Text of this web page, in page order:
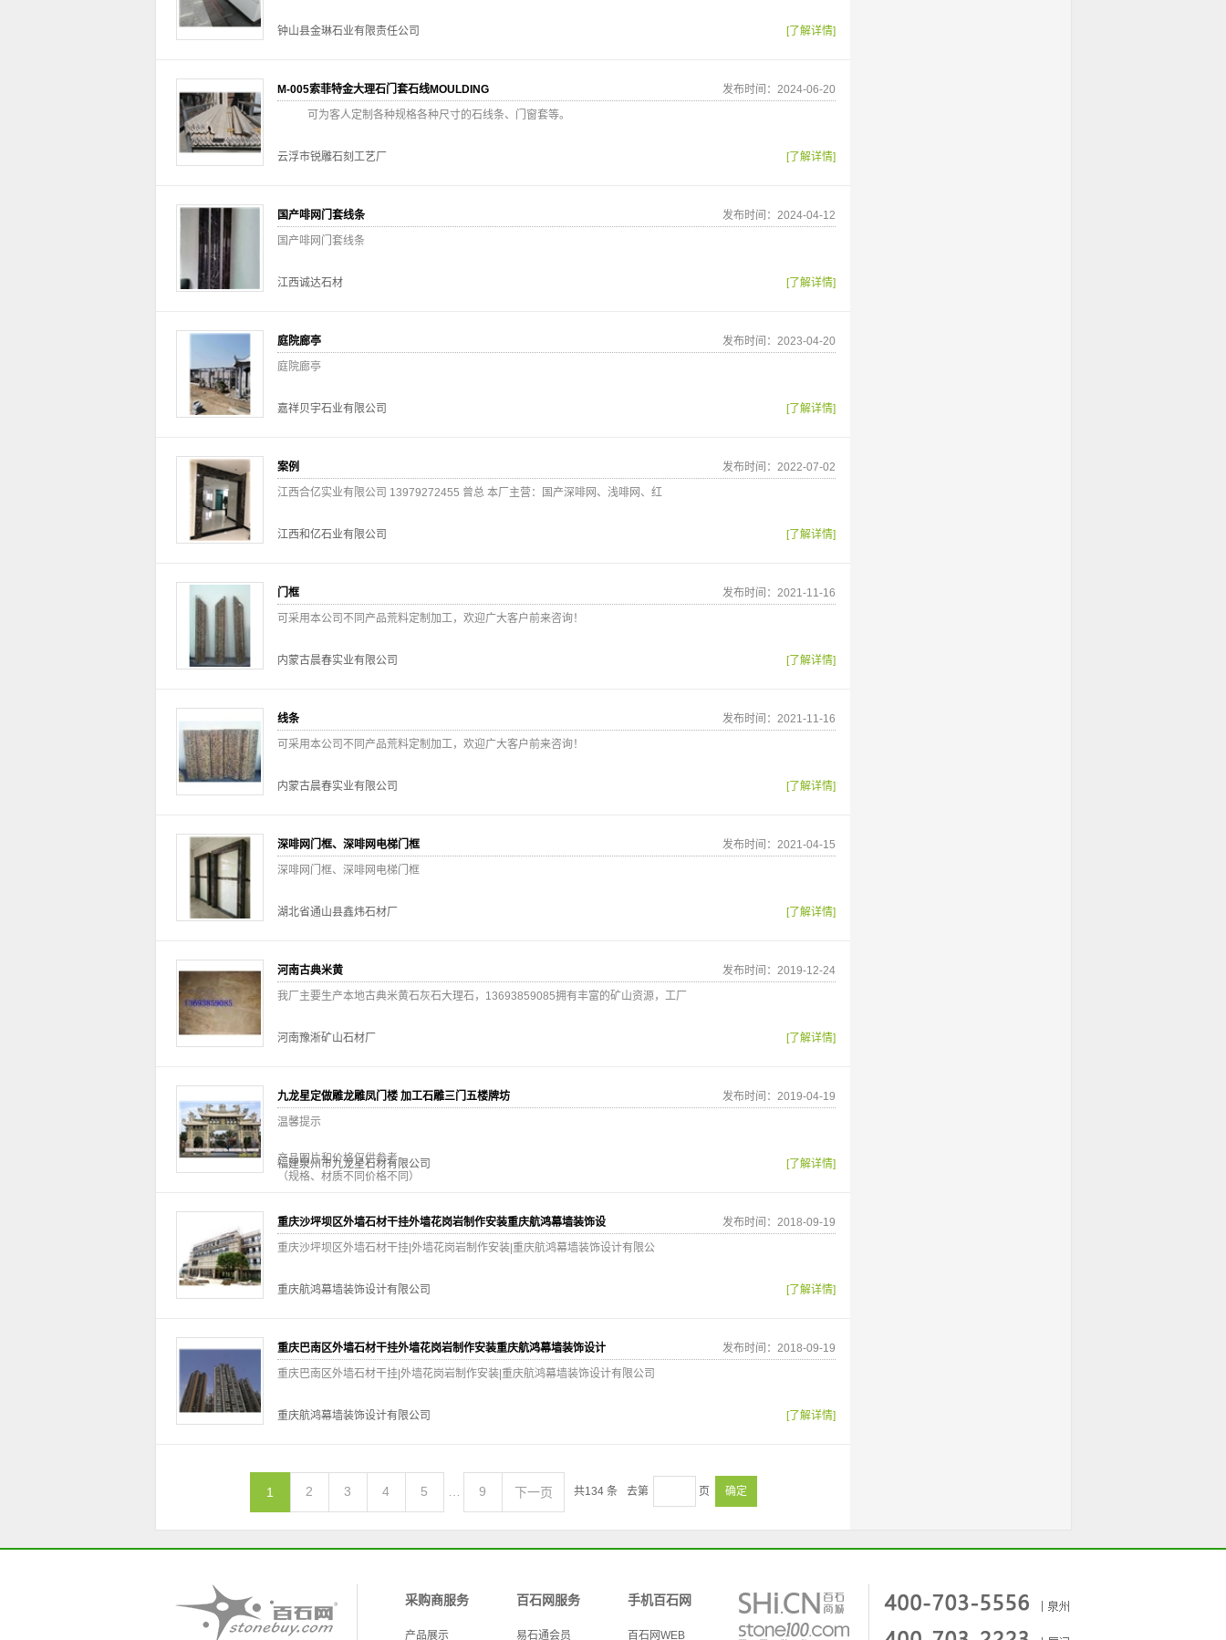
钟山县金琳石业有限责任公司 [了解详情]
M-005索菲特金大理石门套石线MOULDING
发布时间：2024-06-20
可为客人定制各种规格各种尺寸的石线条、门窗套等。
云浮市锐雕石刻工艺厂 [了解详情]
国产啡网门套线条
发布时间：2024-04-12
国产啡网门套线条
江西诚达石材 [了解详情]
庭院廊亭
发布时间：2023-04-20
庭院廊亭
嘉祥贝宇石业有限公司 [了解详情]
案例
发布时间：2022-07-02
江西合亿实业有限公司 13979272455 曾总 本厂主营：国产深啡网、浅啡网、红
江西和亿石业有限公司 [了解详情]
门框
发布时间：2021-11-16
可采用本公司不同产品荒料定制加工，欢迎广大客户前来咨询！
内蒙古晨春实业有限公司 [了解详情]
线条
发布时间：2021-11-16
可采用本公司不同产品荒料定制加工，欢迎广大客户前来咨询！
内蒙古晨春实业有限公司 [了解详情]
深啡网门框、深啡网电梯门框
发布时间：2021-04-15
深啡网门框、深啡网电梯门框
湖北省通山县鑫炜石材厂 [了解详情]
河南古典米黄
发布时间：2019-12-24
我厂主要生产本地古典米黄石灰石大理石，13693859085拥有丰富的矿山资源，工厂
河南豫淅矿山石材厂 [了解详情]
九龙星定做雕龙雕凤门楼 加工石雕三门五楼牌坊
发布时间：2019-04-19
温馨提示
产品图片和价格仅供参考
（规格、材质不同价格不同）
福建泉州市九龙星石材有限公司 [了解详情]
重庆沙坪坝区外墙石材干挂外墙花岗岩制作安装重庆航鸿幕墙装饰设
发布时间：2018-09-19
重庆沙坪坝区外墙石材干挂|外墙花岗岩制作安装|重庆航鸿幕墙装饰设计有限公
重庆航鸿幕墙装饰设计有限公司 [了解详情]
重庆巴南区外墙石材干挂外墙花岗岩制作安装重庆航鸿幕墙装饰设计
发布时间：2018-09-19
重庆巴南区外墙石材干挂|外墙花岗岩制作安装|重庆航鸿幕墙装饰设计有限公司
重庆航鸿幕墙装饰设计有限公司 [了解详情]
1 2 3 4 5 9 下一页 共134 条 去第 页 确定
采购商服务
产品展示
百石网服务
易石通会员
手机百石网
百石网WEB